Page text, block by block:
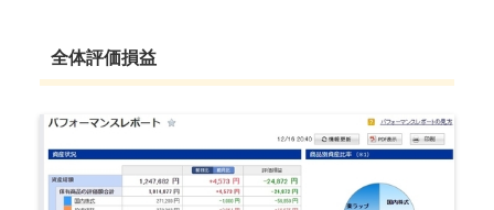
全体評価損益